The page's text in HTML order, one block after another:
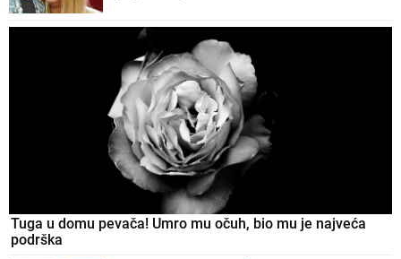
Tuga u domu pevača! Umro mu očuh, bio mu je najveća
podrška